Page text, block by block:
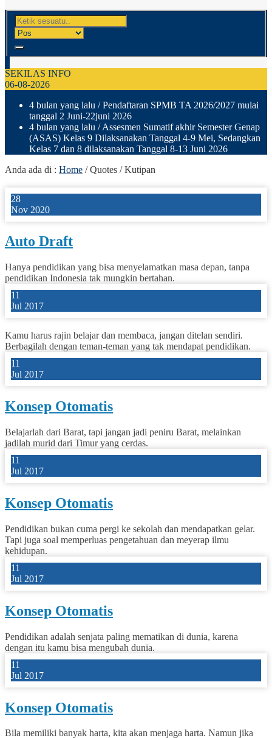
SEKILAS INFO
06-08-2026
4 bulan yang lalu / Pendaftaran SPMB TA 2026/2027 mulai
tanggal 2 Juni-22juni 2026
4 bulan yang lalu / Assesmen Sumatif akhir Semester Genap
(ASAS) Kelas 9 Dilaksanakan Tanggal 4-9 Mei, Sedangkan
Kelas 7 dan 8 dilaksanakan Tanggal 8-13 Juni 2026
Anda ada di : Home /Quotes / Kutipan
28
Nov 2020
Auto Draft
Hanya pendidikan yang bisa menyelamatkan masa depan, tanpa
pendidikan Indonesia tak mungkin bertahan.
11
Jul 2017
Kamu harus rajin belajar dan membaca, jangan ditelan sendiri.
Berbagilah dengan teman-teman yang tak mendapat pendidikan.
11
Jul 2017
Konsep Otomatis
Belajarlah dari Barat, tapi jangan jadi peniru Barat, melainkan
jadilah murid dari Timur yang cerdas.
11
Jul 2017
Konsep Otomatis
Pendidikan bukan cuma pergi ke sekolah dan mendapatkan gelar.
Tapi juga soal memperluas pengetahuan dan meyerap ilmu
kehidupan.
11
Jul 2017
Konsep Otomatis
Pendidikan adalah senjata paling mematikan di dunia, karena
dengan itu kamu bisa mengubah dunia.
11
Jul 2017
Konsep Otomatis
Bila memiliki banyak harta, kita akan menjaga harta. Namun jika